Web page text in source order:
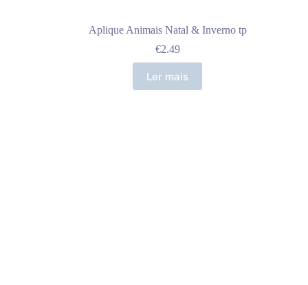
Aplique Animais Natal & Inverno tp
€2.49
Ler mais